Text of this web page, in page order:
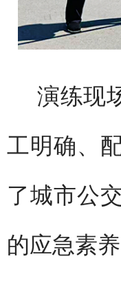
演练现
工明确、
了城市公
的应急素